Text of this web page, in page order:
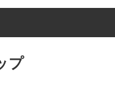
プ